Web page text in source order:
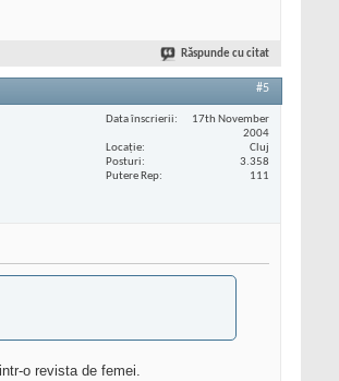
Răspunde cu citat
#5
Data înscrierii
17th November
2004
Locaţie
Cluj
Posturi
3.358
Putere Rep
111
o revista de femei.